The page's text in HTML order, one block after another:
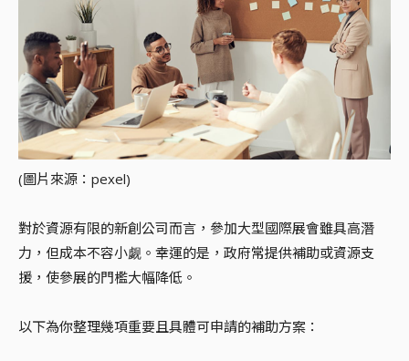
(圖片來源：pexel)
對於資源有限的新創公司而言，參加大型國際展會雖具高潛
力，但成本不容小觑。幸運的是，政府常提供補助或資源支
援，使參展的門檻大幅降低。
以下為你整理幾項重要且具體可申請的補助方案：